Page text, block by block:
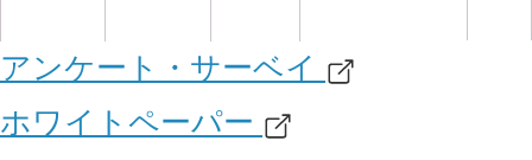
アンケート・サーベイ
ホワイトペーパー